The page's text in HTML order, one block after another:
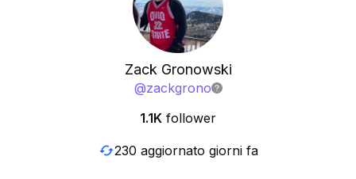
Zack Gronowski
@zackgrono
1.1K follower
230 aggiornato giorni fa